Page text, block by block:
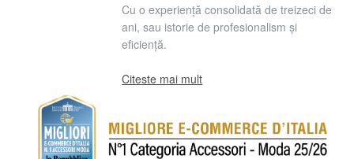
Cu o experiență consolidată de treizeci de
ani, sau istorie de profesionalism și
eficiență.
Citeste mai mult